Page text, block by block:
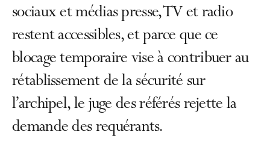
sociaux et médias presse, TV et radio
restent accessibles, et parce que ce
blocage temporaire vise à contribuer au
rétablissement de la sécurité sur
l’archipel, le juge des référés rejette la
demande des requérants.